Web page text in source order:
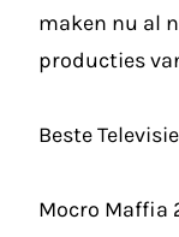
maken nu al
producties
Beste
Mocro Maffia